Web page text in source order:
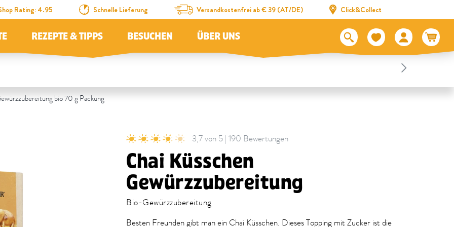
Rating: 4.95 Schnelle Lieferung Versandkostenfrei ab € 39 (AT/DE) Click&Collect
REZEPTE & TIPPS BESUCHEN ÜBER UNS
bio 70 g Packung
3,7 von 5 | 190 Bewertungen
Chai Küsschen
Gewürzzubereitung
Bio-Gewürzzubereitung
Besten Freunden gibt man ein Chai Küsschen. Dieses Topping mit Zucker ist die